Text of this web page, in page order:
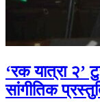
‘रक यात्रा २’
सांगीतिक